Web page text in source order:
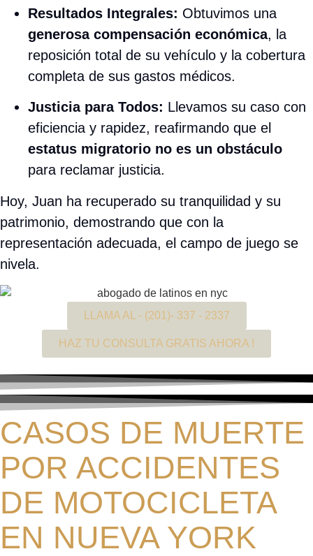
Resultados Integrales: Obtuvimos una
generosa compensación económica, la
reposición total de su vehículo y la cobertura
completa de sus gastos médicos.
Justicia para Todos: Llevamos su caso con
eficiencia y rapidez, reafirmando que el
estatus migratorio no es un obstáculo
para reclamar justicia.
Hoy, Juan ha recuperado su tranquilidad y su
patrimonio, demostrando que con la
representación adecuada, el campo de juego se
nivela.
LLAMA AL - (201)- 337 - 2337
HAZ TU CONSULTA GRATIS AHORA !
CASOS DE MUERTE
POR ACCIDENTES
DE MOTOCICLETA
EN NUEVA YORK